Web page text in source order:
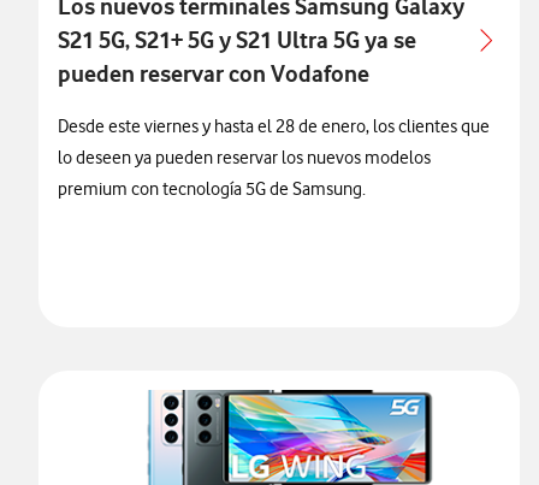
Los nuevos terminales Samsung Galaxy
S21 5G, S21+ 5G y S21 Ultra 5G ya se
pueden reservar con Vodafone
Desde este viernes y hasta el 28 de enero, los clientes que
lo deseen ya pueden reservar los nuevos modelos
premium con tecnología 5G de Samsung.